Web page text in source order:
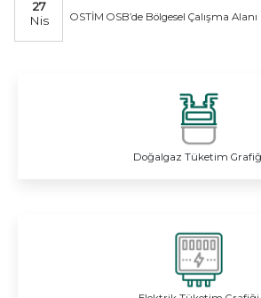
27
Nis
OSTİM OSB’de Bölgesel Çalışma
Doğalgaz Tüketim